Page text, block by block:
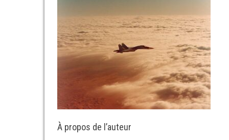
À propos de l’auteur